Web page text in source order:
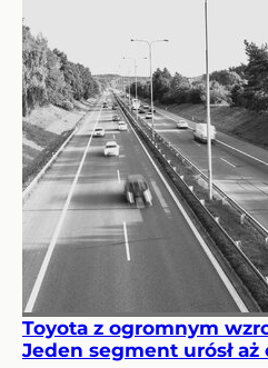
Toyota z ogromnym
Jeden segment urósł aż